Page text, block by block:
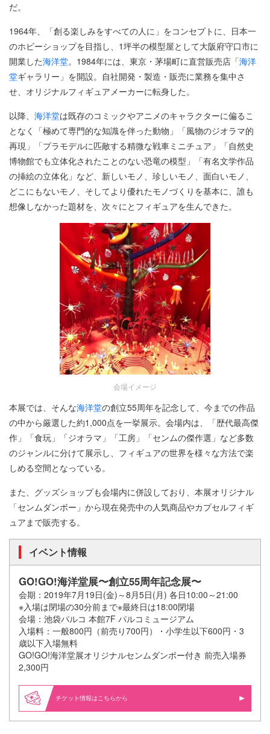
だ。
1964年、「創る楽しみをすべての人に」をコンセプトに、日本一
のホビーショップを目指し、1坪半の模型屋として大阪府守口市に
開業した海洋堂。1984年には、東京・茅場町に直営販売店「海洋
堂ギャラリー」を開設。自社開発・製造・販売に業務を集中さ
せ、オリジナルフィギュアメーカーに転身した。
以降、 海洋堂は既存のコミックやアニメのキャラクターに偏るこ
となく「極めて専門的な知識を伴った動物」「風物のジオラマ的
再現」「プラモデルに匹敵する精微な戦車ミニチュア」「自然史
博物館でも立体化されたことのない恐竜の模型」「有名文学作品
の挿絵の立体化」など、新しいモノ、珍しいモノ、面白いモノ、
どこにもないモノ、そしてより優れたモノづくりを基本に、誰も
想像しなかった題材を、次々にとフィギュアを生んできた。
会場イメージ
本展では、そんな海洋堂の創立55周年を記念して、今までの作品
の中から厳選した約1,000点を一挙展示。会場内は、「歴代最高傑
作」「食玩」「ジオラマ」「工房」「センムの傑作選」など多数
のジャンルに分けて展示し、フィギュアの世界を様々な方法で楽
しめる空間となっている。
また、グッズショップも会場内に併設しており、本展オリジナル
「センムダンボー」から現在発売中の人気商品やカプセルフィギ
ュアまで販売する。
イベント情報
GO!GO!海洋堂展〜創立55周年記念展〜
会期：2019年7月19日(金)～8月5日(月) 各日10:00～21:00
※入場は閉場の30分前まで※最終日は18:00閉場
会場：池袋パルコ 本館7F パルコミュージアム
入場料：一般800円（前売り700円）・小学生以下600円・3
歳以下入場無料
GO!GO!海洋堂展オリジナルセンムダンボー付き 前売入場券
2,300円
情報はこちらから